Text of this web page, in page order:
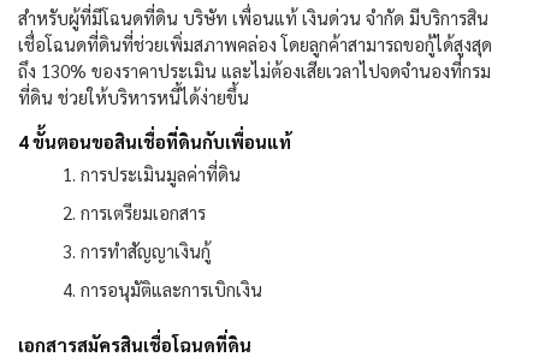
สำหรับผู้ที่มีโฉนดที่ดิน บริษัท เพื่อนแท้ เงินด่วน จำกัด มีบริการสิน
เชื่อโฉนดที่ดินที่ช่วยเพิ่มสภาพคล่อง โดยลูกค้าสามารถขอกู้ได้สูงสุด
ถึง 130% ของราคาประเมิน และไม่ต้องเสียเวลาไปจดจำนองที่กรม
ที่ดิน ช่วยให้บริหารหนี้ได้ง่ายขึ้น
4ขั้นตอนขอสินเชื่อที่ดินกับเพื่อนแท้
การประเมินมูลค่าที่ดิน
การเตรียมเอกสาร
การทำสัญญาเงินกู้
การอนุมัติและการเบิกเงิน
เอกสารสมัครสินเชื่อโฉนดที่ดิน